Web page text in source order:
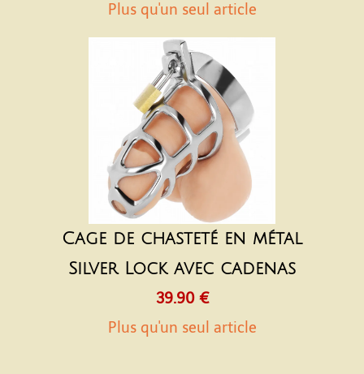
Plus qu'un seul article
Cage de chasteté en métal
Silver Lock avec cadenas
39.90 €
Plus qu'un seul article